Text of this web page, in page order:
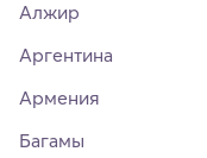
Алжир
Аргентина
Армения
Багамы